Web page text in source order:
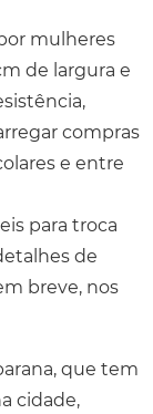
mulheres
de largura e
compras
e entre
para troca
de
breve, nos
que tem
cidade,